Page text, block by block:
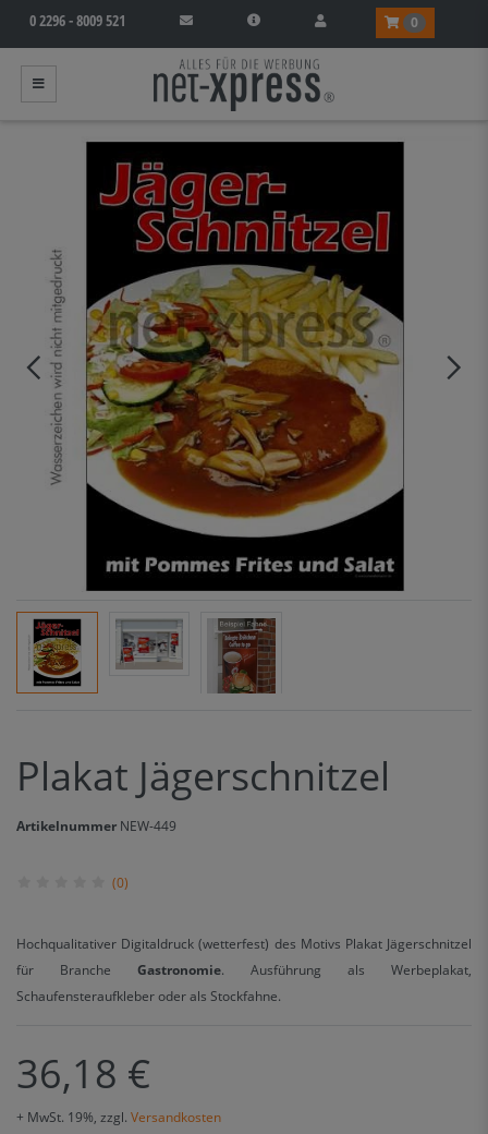
0 2296 - 8009 521 0
Plakat Jägerschnitzel
Artikelnummer NEW-449
(0)
Hochqualitativer Digitaldruck (wetterfest) des Motivs Plakat Jägerschnitzel
für Branche Gastronomie. Ausführung als Werbeplakat,
Schaufensteraufkleber oder als Stockfahne.
36,18 €
+ MwSt. 19%, zzgl. Versandkosten